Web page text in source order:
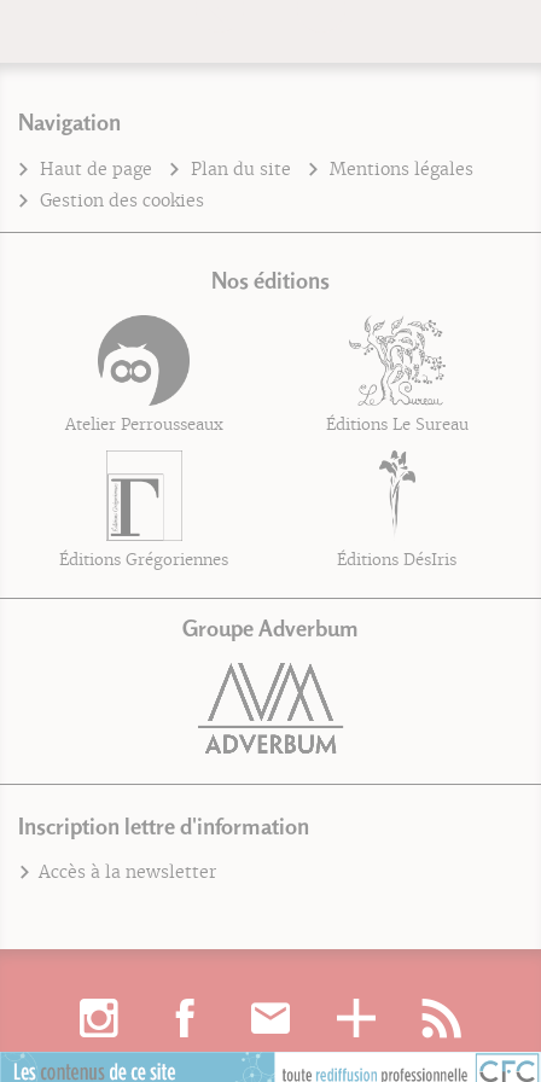
Navigation
Haut de page Plan du site
Mentions légales
Gestion des cookies
Nos éditions
Atelier Perrousseaux Éditions Le Sureau
Éditions Grégoriennes Éditions DésIris
Groupe Adverbum
Inscription lettre d'information
Accès à la newsletter